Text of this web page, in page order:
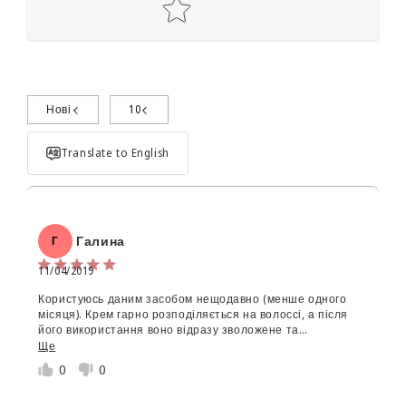
Поділиться досвідом використання
Об'єм:
Star rating
Нові 10
Translate to English
Г Галина
11/04/2019
Користуюсь даним засобом нещодавно (менше одного
місяця). Крем гарно розподіляється на волоссі, а після
його використання воно відразу зволожене та
розгладжене. Дуже приємна консистенція засобу, не дуже
рідка. Покупкою задоволена, рекомедую друзям ваш
магазин:)
Ще
0 0